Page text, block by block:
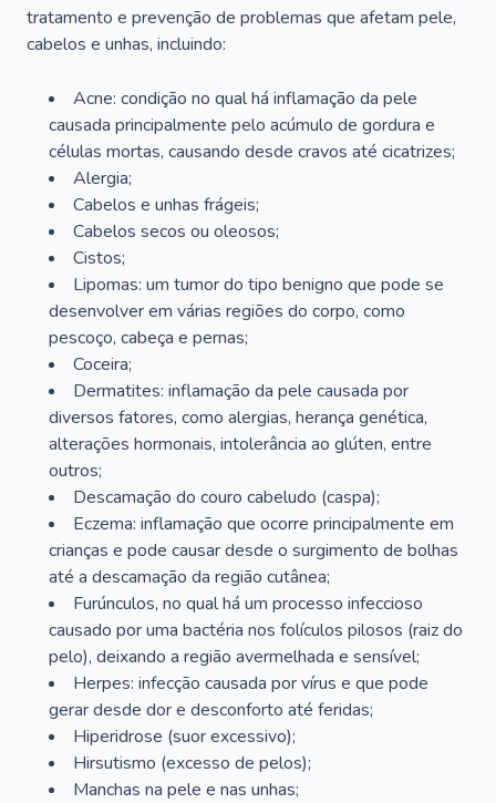
tratamento e prevenção de problemas que afetam pele,
cabelos e unhas, incluindo:
Acne: condição no qual há inflamação da pele
causada principalmente pelo acúmulo de gordura e
células mortas, causando desde cravos até cicatrizes;
Alergia;
Cabelos e unhas frágeis;
Cabelos secos ou oleosos;
Cistos;
Lipomas: um tumor do tipo benigno que pode se
desenvolver em várias regiões do corpo, como
pescoço, cabeça e pernas;
Coceira;
Dermatites: inflamação da pele causada por
diversos fatores, como alergias, herança genética,
alterações hormonais, intolerância ao glúten, entre
outros;
Descamação do couro cabeludo (caspa);
Eczema: inflamação que ocorre principalmente em
crianças e pode causar desde o surgimento de bolhas
até a descamação da região cutânea;
Furúnculos, no qual há um processo infeccioso
causado por uma bactéria nos folículos pilosos (raiz do
pelo), deixando a região avermelhada e sensível;
Herpes: infecção causada por vírus e que pode
gerar desde dor e desconforto até feridas;
Hiperidrose (suor excessivo);
Hirsutismo (excesso de pelos);
Manchas na pele e nas unhas;